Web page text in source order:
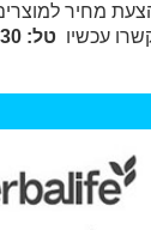
מחיר
עכשיו טל: 077-3004230